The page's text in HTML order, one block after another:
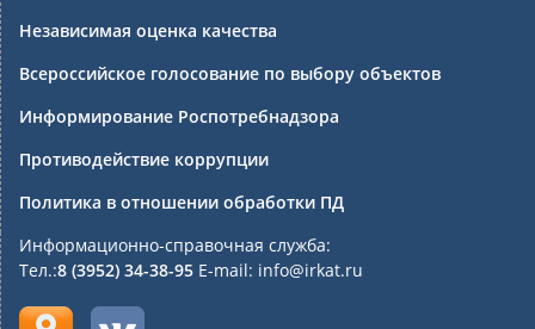
Независимая оценка качества
Всероссийское голосование по выбору объектов
Информирование Роспотребнадзора
Противодействие коррупции
Политика в отношении обработки ПД
Информационно-справочная служба:
Тел.:8 (3952) 34-38-95 E-mail: info@irkat.ru